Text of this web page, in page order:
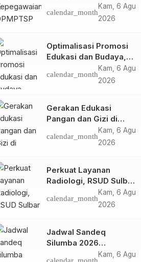
DPMPTSP Sulbar Siap
Terapkan Aplikasi
calendar_month
Kam, 6 Agu
2026
Optimalisasi Promosi
Edukasi dan Budaya,
Anjungan Provinsi
Sulawesi Barat Perkuat
TMII
calendar_month
Kam, 6 Agu
2026
Gerakan Edukasi
Pangan dan Gizi di
Mamasa: Tingkatkan
Pengetahuan dan
calendar_month
Kam, 6 Agu
2026
Perkuat Layanan
Radiologi, RSUD Sulbar
Sambut Kembali dr. Iis
Imelda, Sp.Rad
calendar_month
Kam, 6 Agu
2026
Jadwal Sandeq
Silumba 2026
Kam, 6 Agu